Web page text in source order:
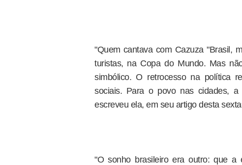
"Quem cantava com Cazuza "Brasil,
turistas, na Copa do Mundo. Mas
simbólico. O retrocesso na política
sociais. Para o povo nas cidades,
escreveu ela, em seu artigo desta
"O sonho brasileiro era outro: que a